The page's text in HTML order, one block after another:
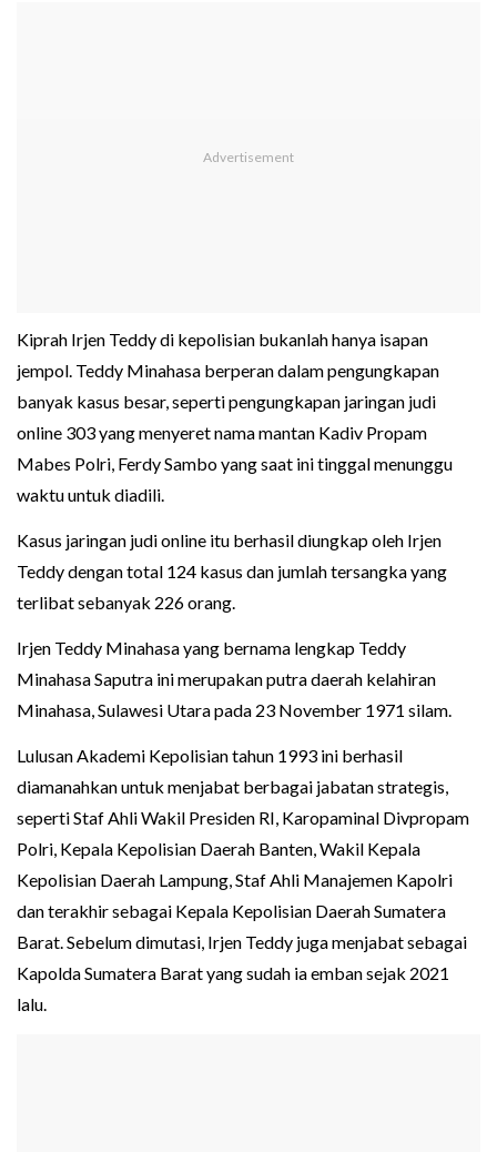
Kiprah Irjen Teddy di kepolisian bukanlah hanya isapan
jempol. Teddy Minahasa berperan dalam pengungkapan
banyak kasus besar, seperti pengungkapan jaringan judi
online 303 yang menyeret nama mantan Kadiv Propam
Mabes Polri, Ferdy Sambo yang saat ini tinggal menunggu
waktu untuk diadili.
Kasus jaringan judi online itu berhasil diungkap oleh Irjen
Teddy dengan total 124 kasus dan jumlah tersangka yang
terlibat sebanyak 226 orang.
Irjen Teddy Minahasa yang bernama lengkap Teddy
Minahasa Saputra ini merupakan putra daerah kelahiran
Minahasa, Sulawesi Utara pada 23 November 1971 silam.
Lulusan Akademi Kepolisian tahun 1993 ini berhasil
diamanahkan untuk menjabat berbagai jabatan strategis,
seperti Staf Ahli Wakil Presiden RI, Karopaminal Divpropam
Polri, Kepala Kepolisian Daerah Banten, Wakil Kepala
Kepolisian Daerah Lampung, Staf Ahli Manajemen Kapolri
dan terakhir sebagai Kepala Kepolisian Daerah Sumatera
Barat. Sebelum dimutasi, Irjen Teddy juga menjabat sebagai
Kapolda Sumatera Barat yang sudah ia emban sejak 2021
lalu.